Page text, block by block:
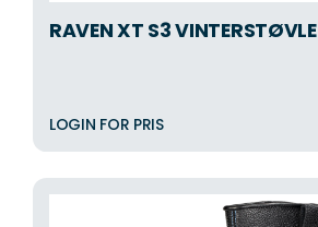
RAVEN XT S3 VINTERSTØVLE
LOGIN FOR PRIS